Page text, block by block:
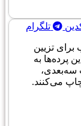
تلگرام
برای تزیین
پرده‌ها به
سه‌بعدی،
می‌کنند.